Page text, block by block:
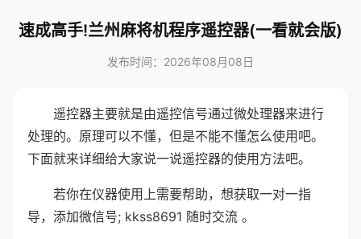
速成高手!兰州麻将机程序遥控器(一看就会版)
发布时间：2026年08月08日
遥控器主要就是由遥控信号通过微处理器来进行
处理的。原理可以不懂，但是不能不懂怎么使用吧。
下面就来详细给大家说一说遥控器的使用方法吧。
若你在仪器使用上需要帮助，想获取一对一指
导，添加微信号; kkss8691 随时交流 。